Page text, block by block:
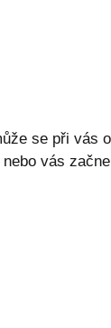
se při vás
vás